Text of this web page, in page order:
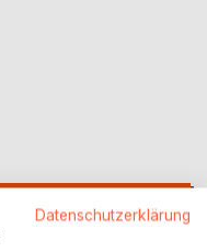
Datenschutzerklärung